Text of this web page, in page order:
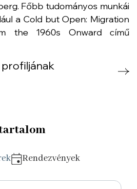
Főbb tudományos munkái
a Cold but Open: Migration
the 1960s Onward című
Rendezvények